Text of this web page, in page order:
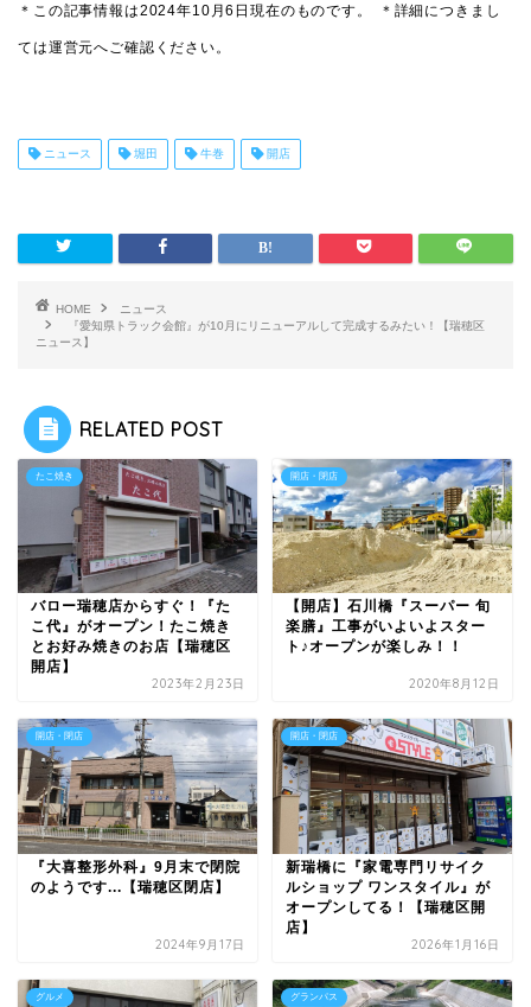
＊この記事情報は2024年10月6日現在のものです。 ＊詳細につきまし
ては運営元へご確認ください。
ニュース 堀田 牛巻 開店
HOME
ニュース
『愛知県トラック会館』が10月にリニューアルして完成するみたい！【瑞穂区
ニュース】
RELATED POST
たこ焼き
バロー瑞穂店からすぐ！『た
こ代』がオープン！たこ焼き
とお好み焼きのお店【瑞穂区
開店】
2023年2月23日
開店・閉店
【開店】石川橋『スーパー 旬
楽膳』工事がいよいよスター
ト♪オープンが楽しみ！！
2020年8月12日
開店・閉店
『大喜整形外科』9月末で閉院
のようです...【瑞穂区閉店】
2024年9月17日
開店・閉店
新瑞橋に『家電専門リサイク
ルショップ ワンスタイル』が
オープンしてる！【瑞穂区開
店】
2026年1月16日
グルメ グランパス